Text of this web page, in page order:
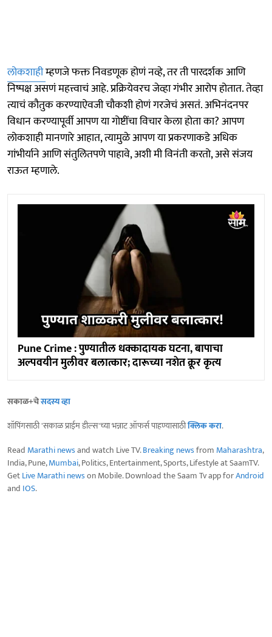
लोकशाहीम्हणजे फक्त निवडणूक होणं नव्हे, तर ती पारदर्शक आणि
निष्पक्ष असणं महत्त्वाचं आहे. प्रक्रियेवरच जेव्हा गंभीर आरोप होतात. तेव्हा
त्याचं कौतुक करण्याऐवजी चौकशी होणं गरजेचं असतं. अभिनंदनपर
विधान करण्यापूर्वी आपण या गोष्टींचा विचार केला होता का? आपण
लोकशाही मानणारे आहात, त्यामुळे आपण या प्रकरणाकडे अधिक
गांभीर्याने आणि संतुलितपणे पाहावे, अशी मी विनंती करतो, असे संजय
राऊत म्हणाले.
Pune Crime : पुण्यातील धक्कादायक घटना, बापाचा
अल्पवयीन मुलीवर बलात्कार; दारूच्या नशेत क्रूर कृत्य
सकाळ+चेसदस्य व्हा
शॉपिंगसाठी 'सकाळ प्राईम डील्स'च्या भन्नाट ऑफर्स पाहण्यासाठीक्लिक करा.
Read Marathi newsand watch Live TV.Breaking newsfrom Maharashtra,
India, Pune,Mumbai, Politics, Entertainment, Sports, Lifestyle at SaamTV.
GetLive Marathi newson Mobile. Download the Saam Tv app forAndroid
and IOS.